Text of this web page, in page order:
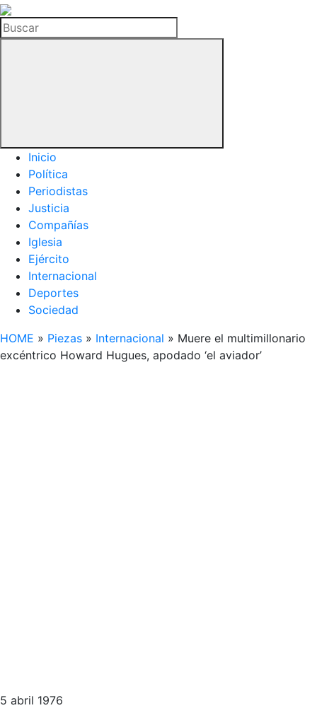
La
Hemeroteca
del
Buscar
Inicio
Política
Periodistas
Justicia
Compañías
Iglesia
Ejército
Internacional
Deportes
Sociedad
HOME » Piezas » Internacional » Muere el multimillonario
excéntrico Howard Hugues, apodado ‘el aviador’
5 abril 1976